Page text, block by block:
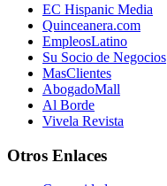
EC Hispanic Media
Quinceanera.com
EmpleosLatino
Su Socio de Negocios
MasClientes
AbogadoMall
Al Borde
Vivela Revista
Otros Enlaces